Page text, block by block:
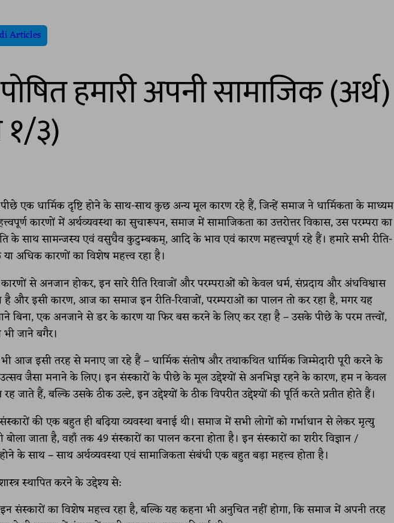
Articles
पोषित हमारी अपनी सामाजिक (अर्थ)
१/३)
एक धार्मिक दृष्टि होने के साथ-साथ कुछ अन्य मूल कारण रहे हैं, जिन्हें समाज ने धार्मिकता के माध्यम
कारणों में अर्थव्यवस्था का सुचारूपन, समाज में सामाजिकता का उत्तरोत्तर विकास, उस परम्परा का
के साथ सामन्जस्य एवं वसुधैव कुटुम्बकम्, आदि के भाव एवं कारण महत्त्वपूर्ण रहे हैं। हमारे सभी रीति-
अधिक कारणों का विशेष महत्त्व रहा है।
से अनजान होकर, इन सारे रीति रिवाजों और परम्पराओं को केवल धर्म, संप्रदाय और अंधविश्वास
और इसी कारण, आज का समाज इन रीति-रिवाजों, परम्पराओं का पालन तो कर रहा है, मगर यह
बिना, एक अनजाने से डर के कारण या फिर बस करने के लिए कर रहा है – उसके पीछे के परम तत्त्वों,
भी जाने बगैर।
आज इसी तरह से मनाए जा रहे हैं – धार्मिक संतोष और तथाकथित धार्मिक जिम्मेदारी पूरी करने के
जैसा मनाने के लिए। इन संस्कारों के पीछे के मूल उद्देश्यों से अनभिज्ञ रहने के कारण, हम न केवल
जाते हैं, बल्कि उसके ठीक उल्टे, इन उद्देश्यों के ठीक विपरीत उद्देश्यों की पूर्ति करते प्रतीत होते हैं।
की एक बहुत ही बढ़िया व्यवस्था बनाई थी। समाज में सभी लोगों को गर्भाधान से लेकर मृत्यु
जाता है, वहाँ तक 49 संस्कारों का पालन करना होता है। इन संस्कारों का शरीर विज्ञान /
के साथ – साथ अर्थव्यवस्था एवं सामाजिकता संबंधी एक बहुत बड़ा महत्त्व होता है।
स्थापित करने के उद्देश्य से:
संस्कारों का विशेष महत्त्व रहा है, बल्कि यह कहना भी अनुचित नहीं होगा, कि समाज में अपनी तरह